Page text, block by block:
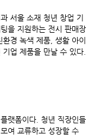
서울 소재 청년 창업 기
을 지원하는 전시 판매장
경 녹색 제품, 생활 아이
업 제품을 만날 수 있다.
랫폼이다. 청년 직장인들
여 교류하고 성장할 수